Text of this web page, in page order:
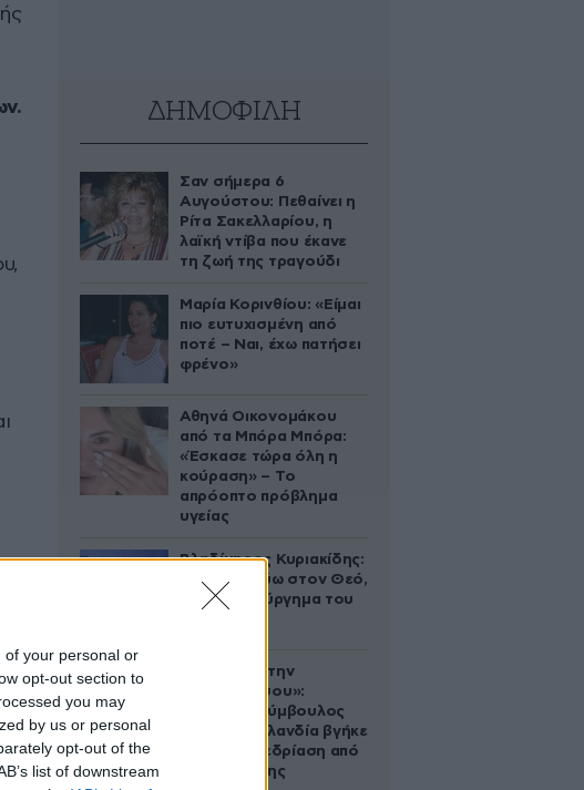
of your personal or
opt-out section to
you may
by us or personal
opt-out of the
list of downstream
ΔΗΜΟΦΙΛΗ
Σαν σήμερα 6
Αυγούστου: Πεθαίνει η
Ρίτα Σακελλαρίου, η
λαϊκή ντίβα που έκανε
τη ζωή της τραγούδι
Μαρία Κορινθίου: «Είμαι
πιο ευτυχισμένη από
ποτέ – Ναι, έχω πατήσει
φρένο»
Αθηνά Οικονομάκου
από τα Μπόρα Μπόρα:
«Έσκασε τώρα όλη η
κούραση» – Το
απρόοπτο πρόβλημα
υγείας
Βλαδίμηρος Κυριακίδης:
«Δεν πιστεύω στον Θεό,
είναι δημιούργημα του
«Βλέπουμε την
μπουγάδα σου»:
Δημοτική σύμβουλος
στη Νέα Ζηλανδία βγήκε
live σε συνεδρίαση από
το μπάνιο της